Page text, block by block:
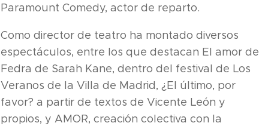
Paramount Comedy, actor de reparto.
Como director de teatro ha montado diversos
espectáculos, entre los que destacan El amor de
Fedra de Sarah Kane, dentro del festival de Los
Veranos de la Villa de Madrid, ¿El último, por
favor? a partir de textos de Vicente León y
propios, y AMOR, creación colectiva con la